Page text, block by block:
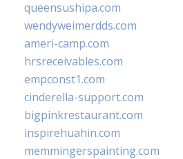
queensushipa.com
wendyweimerdds.com
ameri-camp.com
hrsreceivables.com
empconst1.com
cinderella-support.com
bigpinkrestaurant.com
inspirehuahin.com
memmingerspainting.com